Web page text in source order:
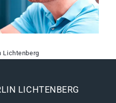
Lichtenberg
LICHTENBERG